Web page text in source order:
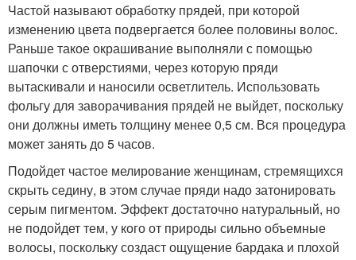
Частой называют обработку прядей, при которой
изменению цвета подвергается более половины волос.
Раньше такое окрашивание выполняли с помощью
шапочки с отверстиями, через которую пряди
вытаскивали и наносили осветлитель. Использовать
фольгу для заворачивания прядей не выйдет, поскольку
они должны иметь толщину менее 0,5 см. Вся процедура
может занять до 5 часов.
Подойдет частое мелирование женщинам, стремящихся
скрыть седину, в этом случае пряди надо затонировать
серым пигментом. Эффект достаточно натуральный, но
не подойдет тем, у кого от природы сильно объемные
волосы, поскольку создаст ощущение бардака и плохой